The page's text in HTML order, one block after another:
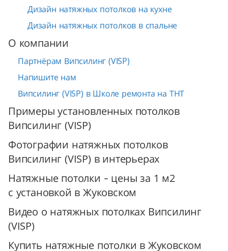
Дизайн натяжных потолков на кухне
Дизайн натяжных потолков в спальне
О компании
Партнёрам Випсилинг (VISP)
Напишите нам
Випсилинг (VISP) в Школе ремонта на ТНТ
Примеры установленных потолков
Випсилинг (VISP)
Фотографии натяжных потолков
Випсилинг (VISP) в интерьерах
Натяжные потолки - цены за 1 м2
с установкой в Жуковском
Видео о натяжных потолках Випсилинг
(VISP)
Купить натяжные потолки в Жуковском